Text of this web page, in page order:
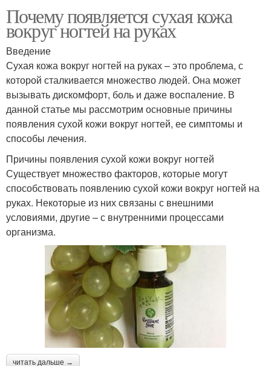
Почему появляется сухая кожа
вокруг ногтей на руках
Введение
Сухая кожа вокруг ногтей на руках – это проблема, с
которой сталкивается множество людей. Она может
вызывать дискомфорт, боль и даже воспаление. В
данной статье мы рассмотрим основные причины
появления сухой кожи вокруг ногтей, ее симптомы и
способы лечения.
Причины появления сухой кожи вокруг ногтей
Существует множество факторов, которые могут
способствовать появлению сухой кожи вокруг ногтей на
руках. Некоторые из них связаны с внешними
условиями, другие – с внутренними процессами
организма.
читать дальше →